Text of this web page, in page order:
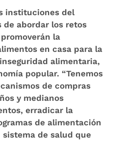
instituciones del
de abordar los retos
la
en casa para la
alimentaria,
popular. “Tenemos
de compras
y medianos
erradicar la
de alimentación
de salud que